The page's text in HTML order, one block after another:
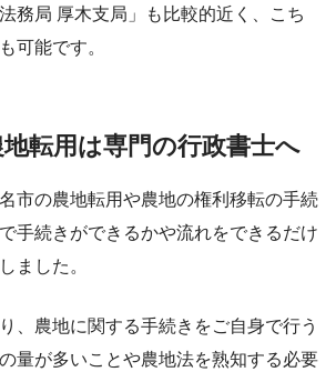
務局 厚木支局」も比較的近く、こち
可能です。
転用は専門の行政書士へ
市の農地転用や農地の権利移転の手続
手続きができるかや流れをできるだけ
ました。
、農地に関する手続きをご自身で行う
量が多いことや農地法を熟知する必要